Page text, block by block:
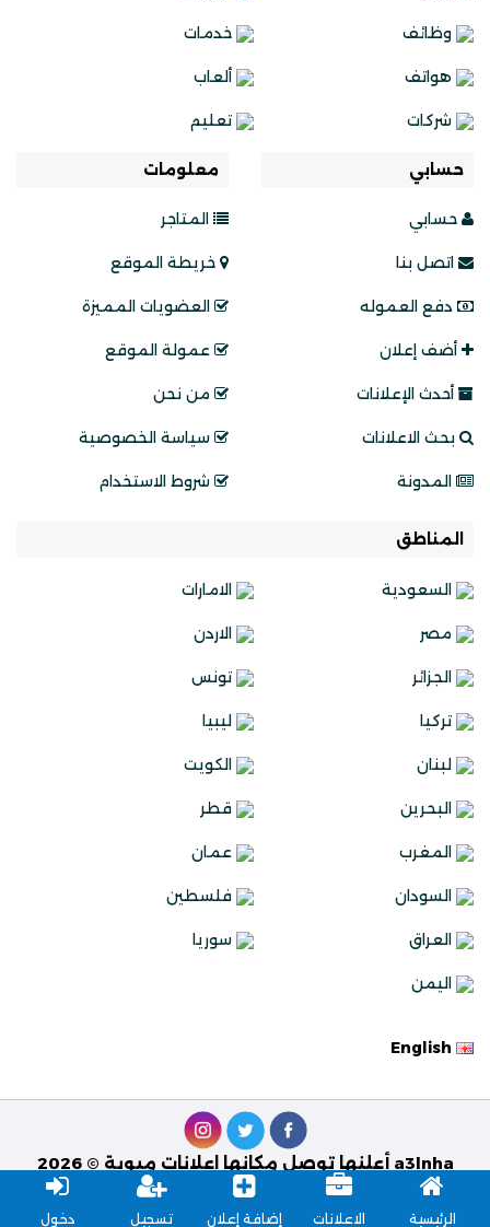
وظائف خدمات
هواتف ألعاب
شركات تعليم
حسابي
حسابي
اتصل بنا
دفع العموله
أضف إعلان
أحدث الإعلانات
بحث الاعلانات
المدونة
معلومات
المتاجر
خريطة الموقع
العضويات المميزة
عمولة الموقع
من نحن
سياسة الخصوصية
شروط الاستخدام
المناطق
السعودية الامارات
مصر الاردن
الجزائر تونس
تركيا ليبيا
لبنان الكويت
البحرين قطر
المغرب عمان
السودان فلسطين
العراق سوريا
اليمن
a3lnha أعلنها توصل مكانها اعلانات مبوبة © 2026
تصميم وبرمجةBest Solutions
دخول تسجيل إضافة إعلان الاعلانات الرئيسية